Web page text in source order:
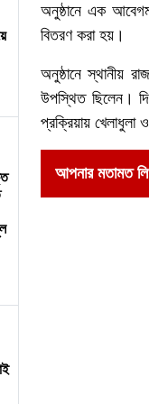
অনুষ্ঠানে এক
বিতরণ করা হয়।
অনুষ্ঠানে স্থানীয়
উপস্থিত ছিলেন।
প্রক্রিয়ায় খেলাধুলা
আপনার মতামত